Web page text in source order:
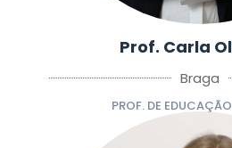
Prof. Carla
Braga
PROF. DE